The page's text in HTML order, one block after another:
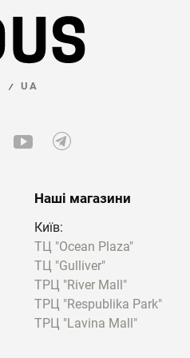
відрізняється на
і твердість дають
обробляти
Наприклад, у
з темно-синім
«троянда».
модель з
/ UA
Наші магазини
Київ:
ТЦ "Ocean Plaza"
ТЦ "Gulliver"
ТРЦ "River Mall"
ТРЦ "Respublika Park"
ТРЦ "Lavina Mall"